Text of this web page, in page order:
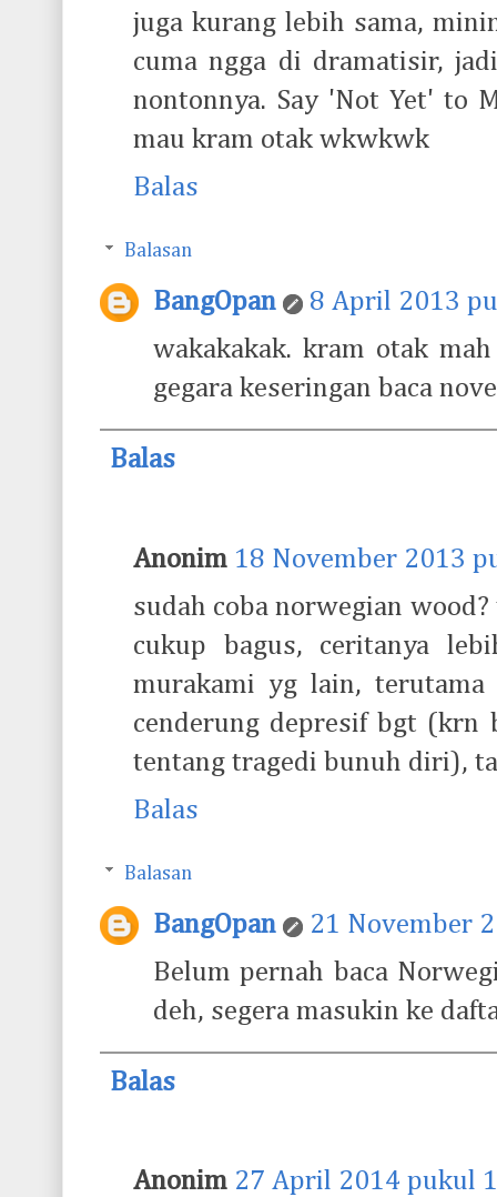
juga kurang lebih sama,
cuma ngga di dramatisir,
nontonnya. Say 'Not Yet' to
mau kram otak wkwkwk
Balas
Balasan
BangOpan
8 April 2013
wakakakak. kram otak
gegara keseringan baca
Balas
Anonim 18 November 2013
sudah coba norwegian
cukup bagus, ceritanya
murakami yg lain,
cenderung depresif bgt (krn
tentang tragedi bunuh diri),
Balas
Balasan
BangOpan
21 November
Belum pernah baca
deh, segera masukin ke
Balas
Anonim 27 April 2014 pukul